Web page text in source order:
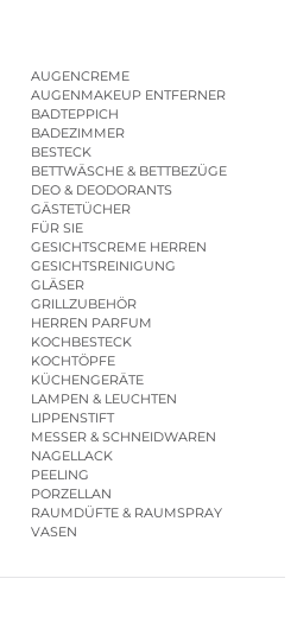
AUGENCREME
AUGENMAKEUP ENTFERNER
BADTEPPICH
BADEZIMMER
BESTECK
BETTWÄSCHE & BETTBEZÜGE
DEO & DEODORANTS
GÄSTETÜCHER
FÜR SIE
GESICHTSCREME HERREN
GESICHTSREINIGUNG
GLÄSER
GRILLZUBEHÖR
HERREN PARFUM
KOCHBESTECK
KOCHTÖPFE
KÜCHENGERÄTE
LAMPEN & LEUCHTEN
LIPPENSTIFT
MESSER & SCHNEIDWAREN
NAGELLACK
PEELING
PORZELLAN
RAUMDÜFTE & RAUMSPRAY
VASEN